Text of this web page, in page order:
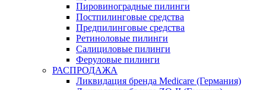
Пировиноградные пилинги
Постпилинговые средства
Предпилинговые средства
Ретиноловые пилинги
Салициловые пилинги
Феруловые пилинги
РАСПРОДАЖА
Ликвидация бренда Medicare (Германия)